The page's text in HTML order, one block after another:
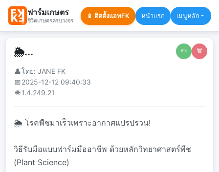
ฟาร์มเกษตร
ชีวิตเกษตรครบวงจร
📱 ติดตั้งแอพFK หน้าแรก เมนูหลัก
✏️ 🗑️
🌦️...
👤โดย: JANE FK
📅2025-12-12 09:40:33
🌐 1.4.249.21
🌦️ โรคพืชมาเร็วเพราะอากาศแปรปรวน!
วิธีรับมือแบบฟาร์มมืออาชีพ ด้วยหลักวิทยาศาสตร์พืช
(Plant Science)